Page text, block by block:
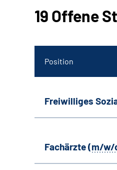
19 Offene
Position
Freiwilliges
Fachärzte (m/w/